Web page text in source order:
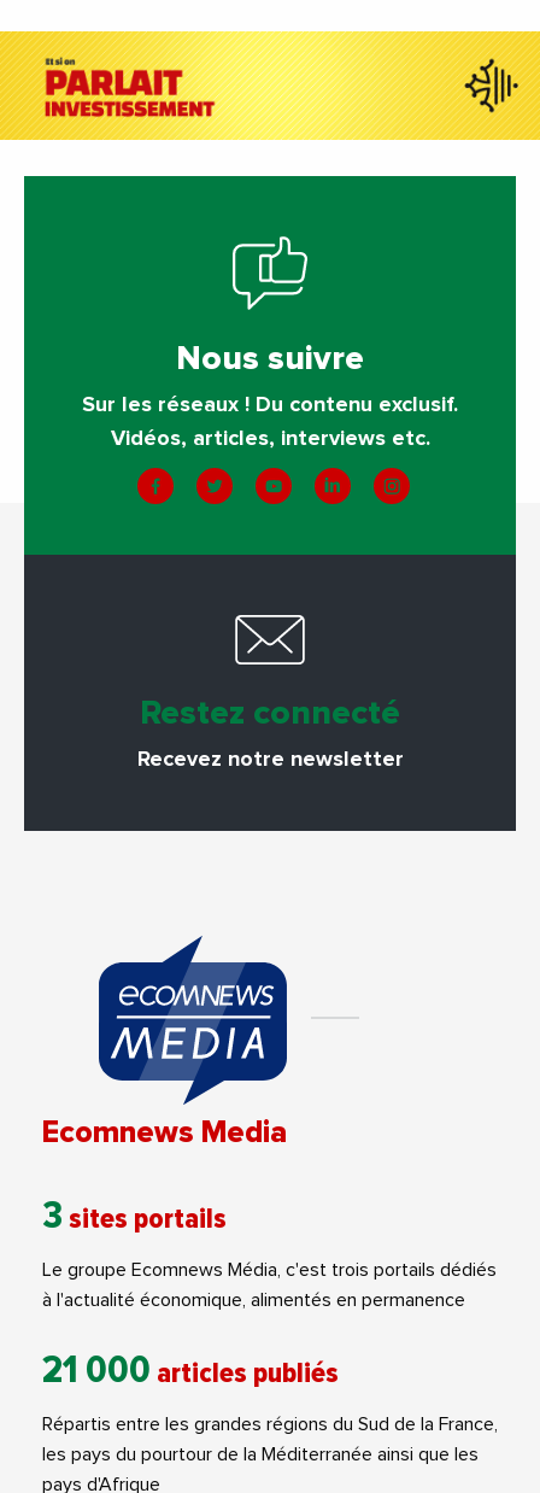
Nous suivre
Sur les réseaux ! Du contenu exclusif.
Vidéos, articles, interviews etc.
Restez connecté
Recevez notre newsletter
Ecomnews Media
3 sites portails
Le groupe Ecomnews Média, c'est trois portails dédiés
à l'actualité économique, alimentés en permanence
21 000 articles publiés
Répartis entre les grandes régions du Sud de la France,
les pays du pourtour de la Méditerranée ainsi que les
pays d'Afrique